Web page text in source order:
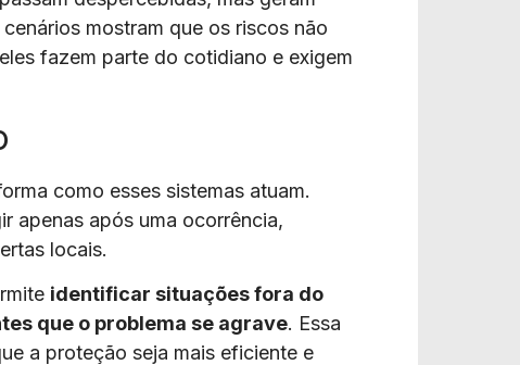
mostram que os riscos não
fazem parte do cotidiano e exigem
como esses sistemas atuam.
apenas após uma ocorrência,
locais.
identificar situações fora do
que o problema se agrave. Essa
a proteção seja mais eficiente e